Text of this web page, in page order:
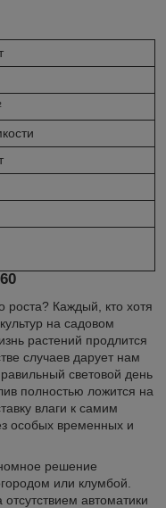
Каждый, кто хотя
на садовом
растений продлится
случаев дарует нам
световой день
полностью ложится на
влаги к самим
особых временных и
решение
или клумбой.
автоматики